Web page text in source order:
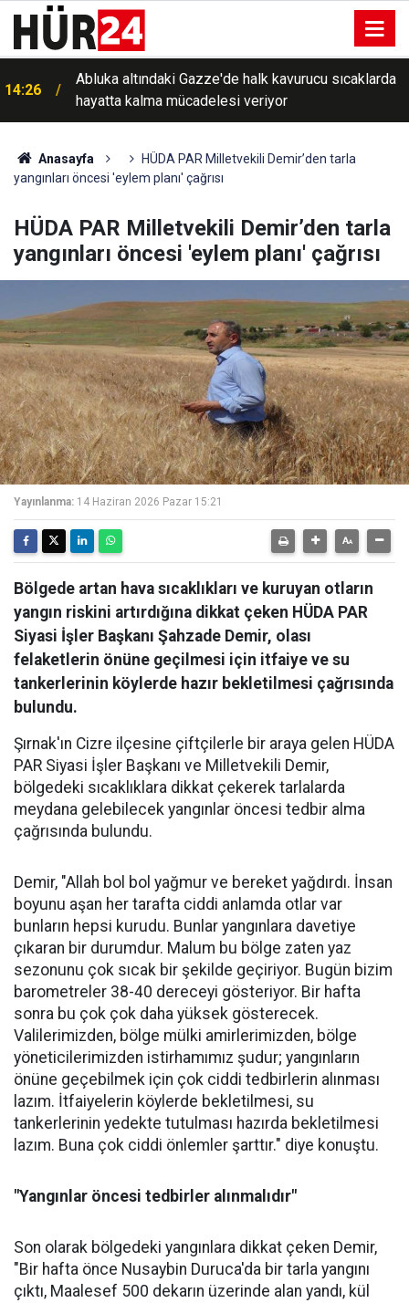
14:26
Abluka altındaki Gazze'de halk kavurucu sıcaklarda
hayatta kalma mücadelesi veriyor
Anasayfa
HÜDA PAR Milletvekili Demir’den tarla
yangınları öncesi 'eylem planı' çağrısı
HÜDA PAR Milletvekili Demir’den tarla
yangınları öncesi 'eylem planı' çağrısı
Yayınlanma: 14 Haziran 2026 Pazar 15:21
Bölgede artan hava sıcaklıkları ve kuruyan otların
yangın riskini artırdığına dikkat çeken HÜDA PAR
Siyasi İşler Başkanı Şahzade Demir, olası
felaketlerin önüne geçilmesi için itfaiye ve su
tankerlerinin köylerde hazır bekletilmesi çağrısında
bulundu.
Şırnak'ın Cizre ilçesine çiftçilerle bir araya gelen HÜDA
PAR Siyasi İşler Başkanı ve Milletvekili Demir,
bölgedeki sıcaklıklara dikkat çekerek tarlalarda
meydana gelebilecek yangınlar öncesi tedbir alma
çağrısında bulundu.
Demir, "Allah bol bol yağmur ve bereket yağdırdı. İnsan
boyunu aşan her tarafta ciddi anlamda otlar var
bunların hepsi kurudu. Bunlar yangınlara davetiye
çıkaran bir durumdur. Malum bu bölge zaten yaz
sezonunu çok sıcak bir şekilde geçiriyor. Bugün bizim
barometreler 38-40 dereceyi gösteriyor. Bir hafta
sonra bu çok çok daha yüksek gösterecek.
Valilerimizden, bölge mülki amirlerimizden, bölge
yöneticilerimizden istirhamımız şudur; yangınların
önüne geçebilmek için çok ciddi tedbirlerin alınması
lazım. İtfaiyelerin köylerde bekletilmesi, su
tankerlerinin yedekte tutulması hazırda bekletilmesi
lazım. Buna çok ciddi önlemler şarttır." diye konuştu.
"Yangınlar öncesi tedbirler alınmalıdır"
Son olarak bölgedeki yangınlara dikkat çeken Demir,
"Bir hafta önce Nusaybin Duruca'da bir tarla yangını
çıktı, Maalesef 500 dekarın üzerinde alan yandı, kül